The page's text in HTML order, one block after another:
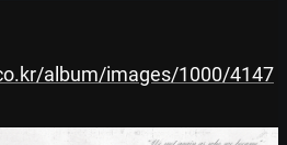
album/images/1000/4147